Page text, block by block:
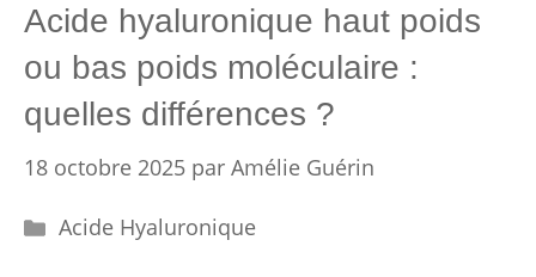
Acide hyaluronique haut poids
ou bas poids moléculaire :
quelles différences ?
18 octobre 2025 par Amélie Guérin
Catégories
Acide Hyaluronique